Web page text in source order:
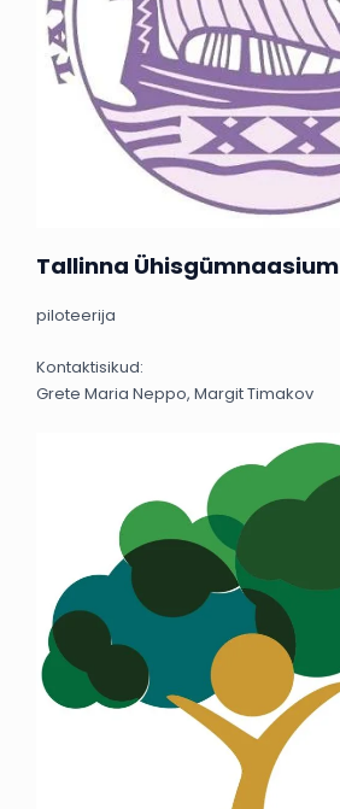
Tallinna Ühisgümnaasium
piloteerija
Kontaktisikud:
Grete Maria Neppo, Margit Timakov